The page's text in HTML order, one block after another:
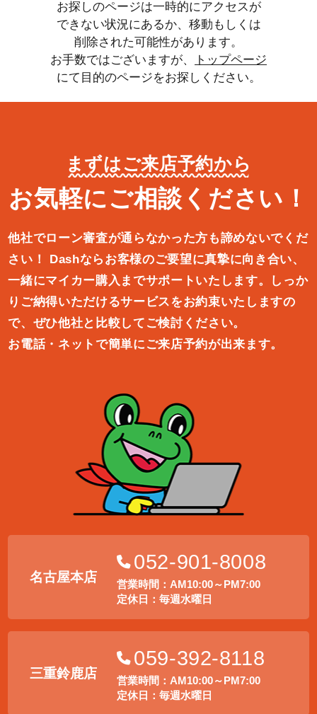
お探しのページは一時的にアクセスが
できない状況にあるか、移動もしくは
削除された可能性があります。
お手数ではございますが、
トップページ
にて目的のページをお探しください。
まずはご来店予約から
お気軽にご相談ください！
他社でローン審査が通らなかった方も諦めないでくだ
さい！
Dashならお客様のご要望に真摯に向き合い、
一緒にマイカー購入ま でサポートいたします。しっか
りご納得いただけるサービスをお約束いたしますの
で、ぜひ他社と比較してご検討ください。
お電話・ネットで簡単にご来店予約が出来ます。
名古屋本店
052-901-8008
営業時間：AM10:00～PM7:00
定休日：毎週水曜日
三重鈴鹿店
059-392-8118
営業時間：AM10:00～PM7:00
定休日：毎週水曜日